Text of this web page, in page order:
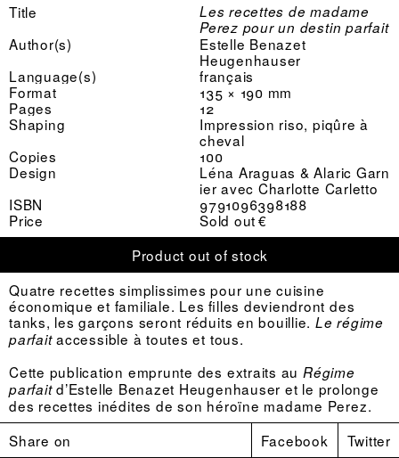
Title
Les recettes de madame
Perez pour un destin parfait
Author(s)
Estelle Benazet
Heugenhauser
Language(s)
français
Format
135 × 190 mm
Pages
12
Shaping
Impression riso, piqûre à
cheval
Copies
100
Design
Léna Araguas & Alaric Garn
ier avec Charlotte Carletto
ISBN
9791096398188
Price
Sold out €
Product out of stock
Quatre recettes simplissimes pour une cuisine
économique et familiale. Les filles deviendront des
tanks, les garçons seront réduits en bouillie.Le régime
parfaitaccessible à toutes et tous.
Cette publication emprunte des extraits au Régime
parfaitd’Estelle Benazet Heugenhauser et le prolonge
des recettes inédites de son héroïne madame Perez.
Share on
Facebook Twitter